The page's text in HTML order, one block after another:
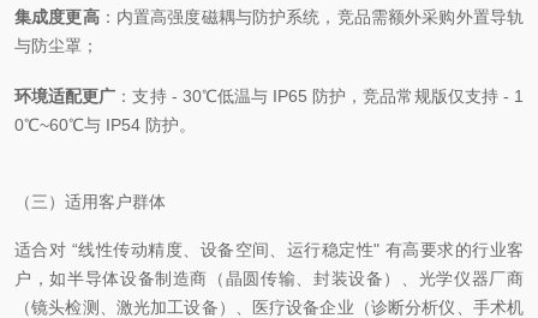
集成度更高：内置高强度磁耦与防护系统，竞品需额外采购外置导轨
与防尘罩；
环境适配更广 ：支持 - 30℃低温与 IP65 防护，竞品常规版仅支持 - 1
0℃~60℃与 IP54 防护。
（三）适用客户群体
适合对 “线性传动精度、设备空间、运行稳定性" 有高要求的行业客
户，如半导体设备制造商（晶圆传输、封装设备）、光学仪器厂商
（镜头检测、激光加工设备）、医疗设备企业（诊断分析仪、手术机